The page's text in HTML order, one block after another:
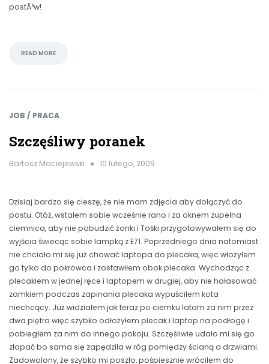
postÃ³w!
READ MORE
JOB / PRACA
Szczęśliwy poranek
Bartosz Maciejewski 10 lutego, 2009
Dzisiaj bardzo się cieszę, że nie mam zdjęcia aby dołączyć do
postu. Otóż, wstałem sobie wcześnie rano i za oknem zupełna
ciemnica, aby nie pobudzić żonki i Tośki przygotowywałem się do
wyjścia świecąc sobie lampką z E71. Poprzedniego dnia natomiast
nie chciało mi się już chować laptopa do plecaka, więc włożyłem
go tylko do pokrowca i zostawiłem obok plecaka. Wychodząc z
plecakiem w jednej ręce i laptopem w drugiej, aby nie hałasować
zamkiem podczas zapinania plecaka wypuściłem kota
niechcący. Już widziałem jak teraz po ciemku latam za nim przez
dwa piętra więc szybko odłożyłem plecak i laptop na podłogę i
pobiegłem za nim do innego pokoju. Szczęśliwie udało mi się go
złapać bo sama się zapędziła w róg pomiędzy ścianą a drzwiami.
Zadowolony, że szybko mi poszło, pośpiesznie wróciłem do